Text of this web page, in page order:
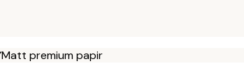
Matt premium papir